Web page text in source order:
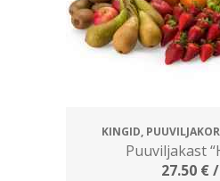
KINGID,
Puuviljakast
27.50 €/